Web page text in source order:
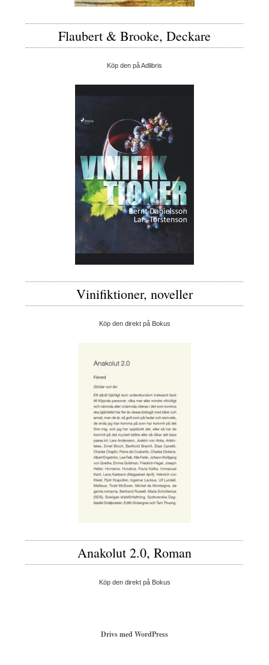
Flaubert & Brooke, Deckare
Köp den på Adlibris
Vinifiktioner, noveller
Köp den direkt på Bokus
Anakolut 2.0, Roman
Köp den direkt på Bokus
Drivs med WordPress